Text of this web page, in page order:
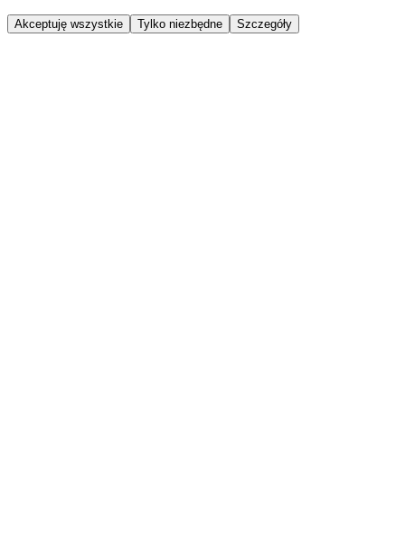
Akceptuję wszystkie Tylko niezbędne Szczegóły